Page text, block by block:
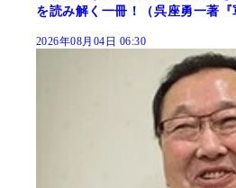
を読み解く一冊！（呉座勇一著『
2026年08月04日 06:30